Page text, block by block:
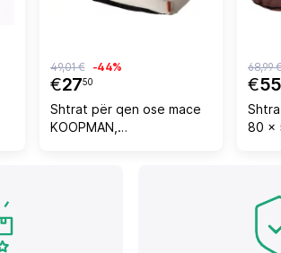
€2750
49,01 € -44%
Shtrat për qen ose mace
KOOPMAN,
€55
68,99
80 x
kafe